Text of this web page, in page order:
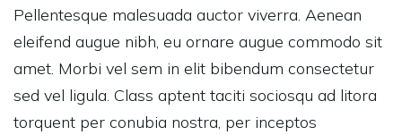
Pellentesque malesuada auctor viverra. Aenean
eleifend augue nibh, eu ornare augue commodo sit
amet. Morbi vel sem in elit bibendum consectetur
sed vel ligula. Class aptent taciti sociosqu ad litora
torquent per conubia nostra, per inceptos